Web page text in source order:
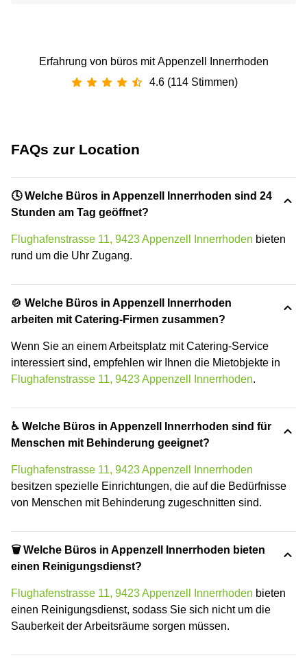
Erfahrung von büros mit Appenzell Innerrhoden
4.6 (114 Stimmen)
FAQs zur Location
🕓 Welche Büros in Appenzell Innerrhoden sind 24
Stunden am Tag geöffnet?
Flughafenstrasse 11, 9423 Appenzell Innerrhoden bieten
rund um die Uhr Zugang.
🍲 Welche Büros in Appenzell Innerrhoden
arbeiten mit Catering-Firmen zusammen?
Wenn Sie an einem Arbeitsplatz mit Catering-Service
interessiert sind, empfehlen wir Ihnen die Mietobjekte in
Flughafenstrasse 11, 9423 Appenzell Innerrhoden.
♿ Welche Büros in Appenzell Innerrhoden sind für
Menschen mit Behinderung geeignet?
Flughafenstrasse 11, 9423 Appenzell Innerrhoden
besitzen spezielle Einrichtungen, die auf die Bedürfnisse
von Menschen mit Behinderung zugeschnitten sind.
🗑 Welche Büros in Appenzell Innerrhoden bieten
einen Reinigungsdienst?
Flughafenstrasse 11, 9423 Appenzell Innerrhoden bieten
einen Reinigungsdienst, sodass Sie sich nicht um die
Sauberkeit der Arbeitsräume sorgen müssen.